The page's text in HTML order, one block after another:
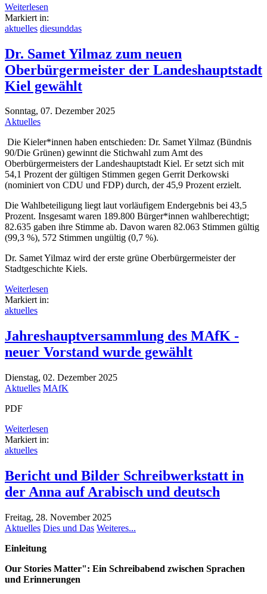
Weiterlesen
Markiert in:
aktuelles diesunddas
Dr. Samet Yilmaz zum neuen
Oberbürgermeister der Landeshauptstadt
Kiel gewählt
Sonntag, 07. Dezember 2025
Aktuelles
Die Kieler*innen haben entschieden: Dr. Samet Yilmaz (Bündnis
90/Die Grünen) gewinnt die Stichwahl zum Amt des
Oberbürgermeisters der Landeshauptstadt Kiel. Er setzt sich mit
54,1 Prozent der gültigen Stimmen gegen Gerrit Derkowski
(nominiert von CDU und FDP) durch, der 45,9 Prozent erzielt.
Die Wahlbeteiligung liegt laut vorläufigem Endergebnis bei 43,5
Prozent. Insgesamt waren 189.800 Bürger*innen wahlberechtigt;
82.635 gaben ihre Stimme ab. Davon waren 82.063 Stimmen gültig
(99,3 %), 572 Stimmen ungültig (0,7 %).
Dr. Samet Yilmaz wird der erste grüne Oberbürgermeister der
Stadtgeschichte Kiels.
Weiterlesen
Markiert in:
aktuelles
Jahreshauptversammlung des MAfK -
neuer Vorstand wurde gewählt
Dienstag, 02. Dezember 2025
Aktuelles MAfK
PDF
Weiterlesen
Markiert in:
aktuelles
Bericht und Bilder Schreibwerkstatt in
der Anna auf Arabisch und deutsch
Freitag, 28. November 2025
Aktuelles Dies und Das Weiteres...
Einleitung
Our Stories Matter": Ein Schreibabend zwischen Sprachen
und Erinnerungen